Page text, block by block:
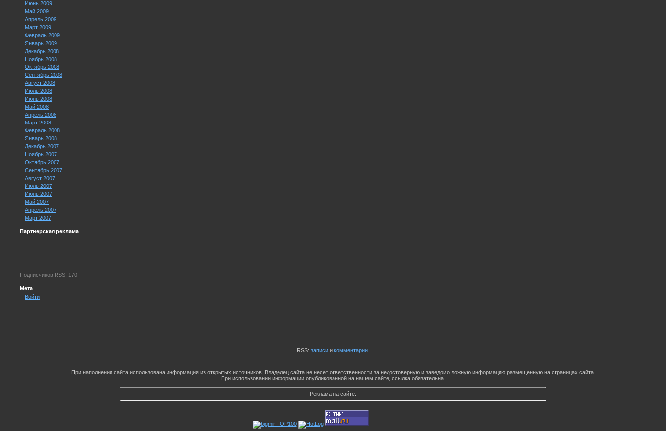
Июнь 2009
Май 2009
Апрель 2009
Март 2009
Февраль 2009
Январь 2009
Декабрь 2008
Ноябрь 2008
Октябрь 2008
Сентябрь 2008
Август 2008
Июль 2008
Июнь 2008
Май 2008
Апрель 2008
Март 2008
Февраль 2008
Январь 2008
Декабрь 2007
Ноябрь 2007
Октябрь 2007
Сентябрь 2007
Август 2007
Июль 2007
Июнь 2007
Май 2007
Апрель 2007
Март 2007
Партнерская реклама
Подписчиков RSS: 170
Мета
Войти
RSS: записи и комментарии
При наполнении сайта использована информация из открытых источников. Владелец сайта не несет ответственности за недостоверную и заведомо ложную информацию размещенную на страницах сайта.
При использовании информации опубликованной на нашем сайте, ссылка обязательна.
Реклама на сайте: